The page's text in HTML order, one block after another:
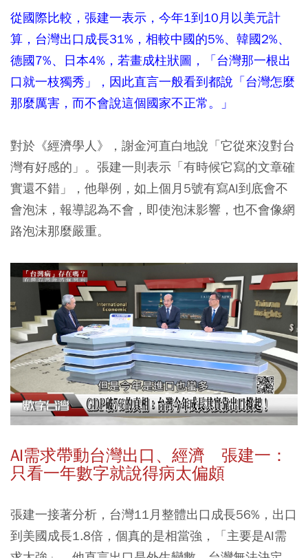
從國際比較，張建一表示，今年1到10月以美元計
算，台灣出口成長31%，相較中國的5%、韓國2%、
德國7%、日本4%，若畫成柱狀圖，「台灣那一根出
口就一枝獨秀」，因此直言一般看到都說「台灣怎麼
那麼厲害，而不會說這個國家不正常。」
對於《經濟學人》，謝金河直白地說「它從來沒對台
灣有好感的」。張建一則表示「有時候它寫的文章確
實還不錯」，他舉例，如上個月5號有寫AI到底會不
會泡沫，報導認為不會，即使泡沫影響，也不會像網
路泡沫那麼嚴重。
AI需求帶動台灣出口、經濟 張建一：
只看一年數字就說得病太偏頗
張建一接著分析，台灣11月整體出口成長56%，出口
到美國成長1.8倍，個真的是相當強，「主要是AI需